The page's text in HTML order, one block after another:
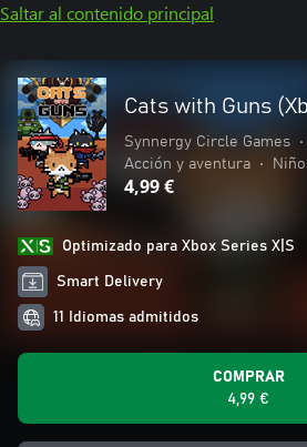
Saltar al contenido principal
Cats with Guns
Synnergy Circle Games •
Acción y aventura
•
4,99 €
Optimizado para Xbox Series X|S
Smart Delivery
11 Idiomas admitidos
COMPRAR
4,99 €